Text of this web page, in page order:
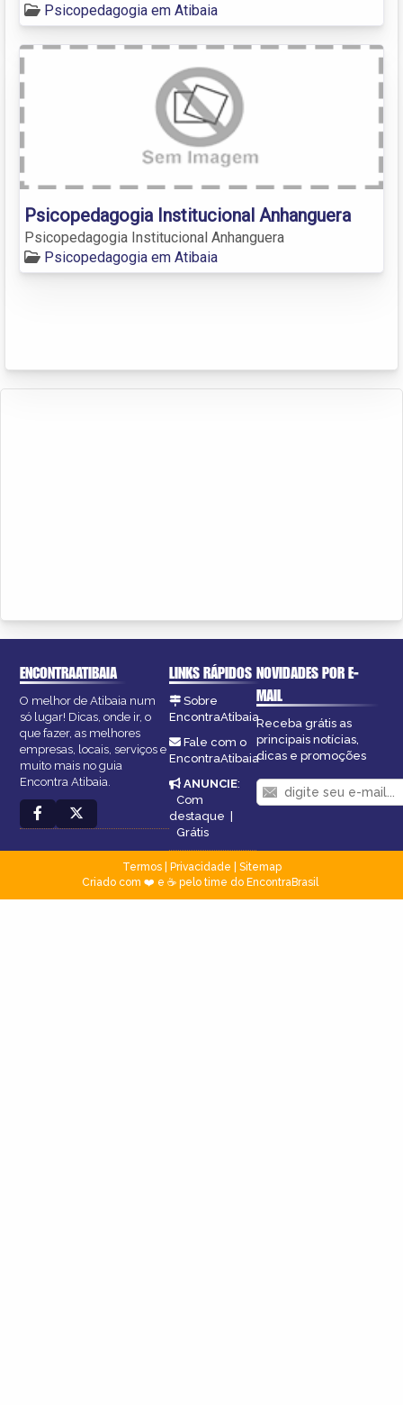
Psicopedagogia em Atibaia
Psicopedagogia Institucional Anhanguera
Psicopedagogia Institucional Anhanguera
Psicopedagogia em Atibaia
ENCONTRAATIBAIA
O melhor de Atibaia num
só lugar! Dicas, onde ir, o
que fazer, as melhores
empresas, locais, serviços e
muito mais no guia
Encontra Atibaia.
LINKS RÁPIDOS
Sobre
EncontraAtibaia
Fale com o
EncontraAtibaia
ANUNCIE:
Com
destaque |
Grátis
NOVIDADES POR E-
MAIL
Receba grátis as
principais notícias,
dicas e promoções
Termos| Privacidade
Sitemap
Criado com ❤️ e ☕ pelo time do EncontraBrasil